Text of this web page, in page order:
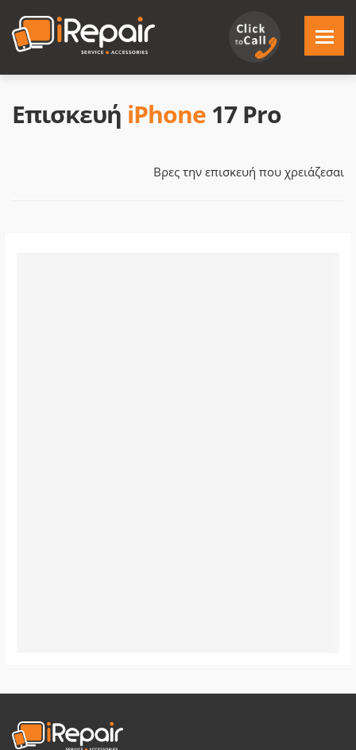
Επισκευή iPhone 17 Pro
Βρες την επισκευή που χρειάζεσαι